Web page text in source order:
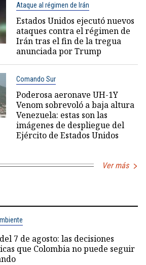
Ataque al régimen de Irán
Estados Unidos ejecutó nuevos
ataques contra el régimen de
Irán tras el fin de la tregua
anunciada por Trump
Comando Sur
Poderosa aeronave UH-1Y
Venom sobrevoló a baja altura
Venezuela: estas son las
imágenes de despliegue del
Ejército de Estados Unidos
Ver más
7 de agosto: las decisiones
que Colombia no puede seguir